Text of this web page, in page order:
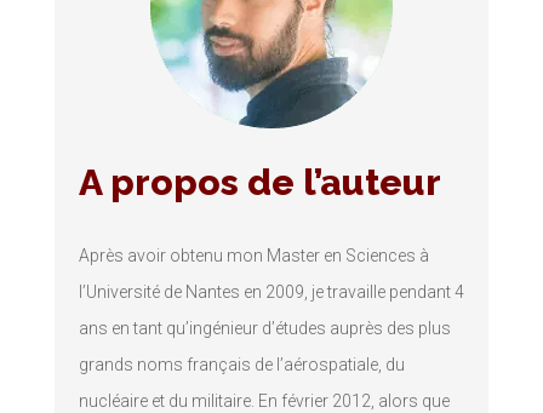
A propos de l’auteur
Après avoir obtenu mon Master en Sciences à
l’Université de Nantes en 2009, je travaille pendant 4
ans en tant qu’ingénieur d’études auprès des plus
grands noms français de l’aérospatiale, du
nucléaire et du militaire. En février 2012, alors que